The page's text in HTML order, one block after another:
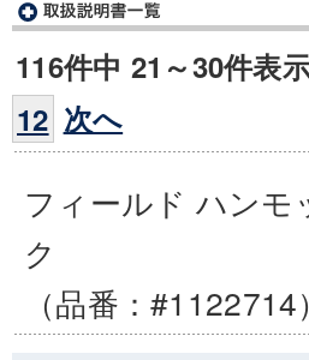
116件中 21～30件表
12 次へ
フィールド ハンモ
ク
（品番：#1122714）